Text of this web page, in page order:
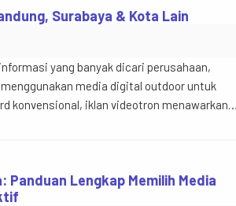
Surabaya & Kota Lain
yang banyak dicari perusahaan,
media digital outdoor untuk
konvensional, iklan videotron menawarkan
Lengkap Memilih Media